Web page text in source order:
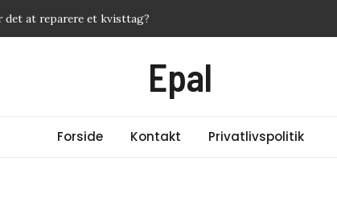
det at reparere et kvisttag?
– og hvordan får du mest for pengene?
fra 35953436? Ekspert giver svarEpal
Forside Kontakt Privatlivspolitik